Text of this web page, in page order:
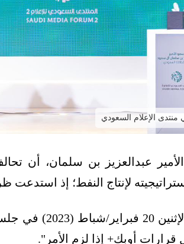
منتدى الإعلام السعودي
عبدالعزيز بن سلمان، أن
لإنتاج النفط؛ إذ
وقال، خلال
أوبك+ إذا لزم الأمر".